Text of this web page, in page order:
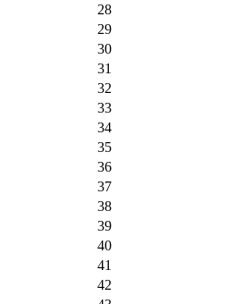
28
29
30
31
32
33
34
35
36
37
38
39
40
41
42